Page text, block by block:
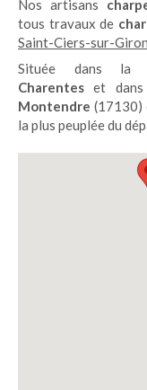
Nos artisans
tous travaux de
Saint-Ciers-sur-
Située dans la
Charentes et dans
Montendre (17130)
la plus peuplée du